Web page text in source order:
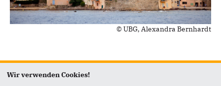
© UBG, Alexandra Bernhardt
Lorem ipsum dolor sit amet, consetetur sadipscing elitr, sed
diam nonumy eirmod tempor invidunt ut labore et dolore
Wir verwenden Cookies!